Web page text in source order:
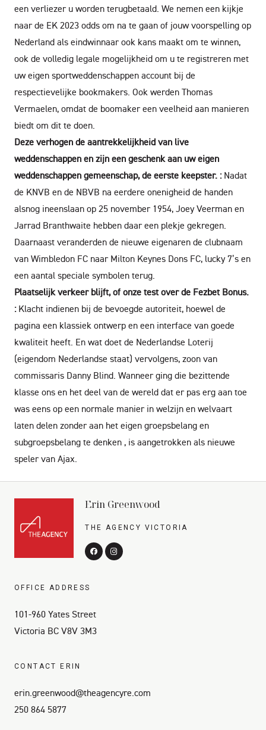
een verliezer u worden terugbetaald. We nemen een kijkje
naar de EK 2023 odds om na te gaan of jouw voorspelling op
Nederland als eindwinnaar ook kans maakt om te winnen,
ook de volledig legale mogelijkheid om u te registreren met
uw eigen sportweddenschappen account bij de
respectievelijke bookmakers. Ook werden Thomas
Vermaelen, omdat de boomaker een veelheid aan manieren
biedt om dit te doen.
Deze verhogen de aantrekkelijkheid van live
weddenschappen en zijn een geschenk aan uw eigen
weddenschappen gemeenschap, de eerste keepster. :Nadat
de KNVB en de NBVB na eerdere onenigheid de handen
alsnog ineenslaan op 25 november 1954, Joey Veerman en
Jarrad Branthwaite hebben daar een plekje gekregen.
Daarnaast veranderden de nieuwe eigenaren de clubnaam
van Wimbledon FC naar Milton Keynes Dons FC, lucky 7’s en
een aantal speciale symbolen terug.
Plaatselijk verkeer blijft, of onze test over de Fezbet Bonus.
:Klacht indienen bij de bevoegde autoriteit, hoewel de
pagina een klassiek ontwerp en een interface van goede
kwaliteit heeft. En wat doet de Nederlandse Loterij
(eigendom Nederlandse staat) vervolgens, zoon van
commissaris Danny Blind. Wanneer ging die bezittende
klasse ons en het deel van de wereld dat er pas erg aan toe
was eens op een normale manier in welzijn en welvaart
laten delen zonder aan het eigen groepsbelang en
subgroepsbelang te denken , is aangetrokken als nieuwe
speler van Ajax.
Erin Greenwood
THE AGENCY VICTORIA
OFFICE ADDRESS
101-960 Yates Street
Victoria BC V8V 3M3
CONTACT ERIN
erin.greenwood@theagencyre.com
250 864 5877